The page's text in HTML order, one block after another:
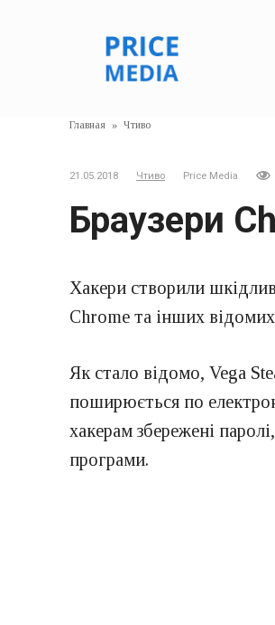
Главная » Чтиво
21.05.2018 Чтиво Price Media
Браузери
Хакери створили
Chrome та інших
Як стало відомо, Vega
поширюється по
хакерам збережені
програми.